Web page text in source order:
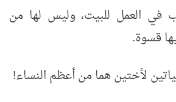
في العمل للبيت، وليس لها من
قسوة.
لأختين هما من أعظم النساء!